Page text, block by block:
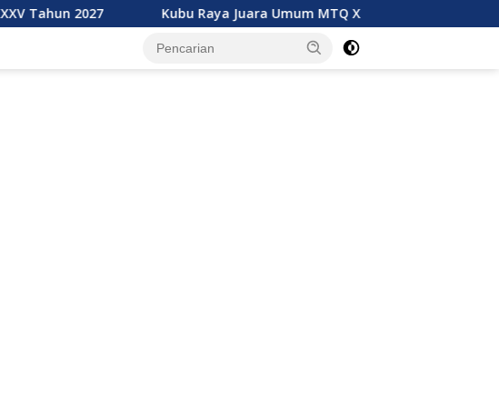
Kubu Raya Juara Umum MTQ XXXIV Kalbar, Geser Mempawah Juara